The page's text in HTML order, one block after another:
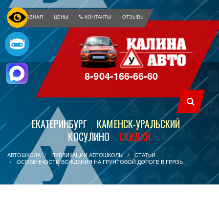
ГЛАВНАЯ ЦЕНЫ КОНТАКТЫ ОТЗЫВЫ
8-904-166-66-60
ЕКАТЕРИНБУРГ
КАМЕНСК-УРАЛЬСКИЙ
КОСУЛИНО
СКИДКИ
АВТОШКОЛА ПУБЛИКАЦИИ АВТОШКОЛЫ
СТАТЬИ
ОСОБЕННОСТИ ВОЖДЕНИЯ НА ГРУНТОВОЙ ДОРОГЕ В ГРЯЗЬ